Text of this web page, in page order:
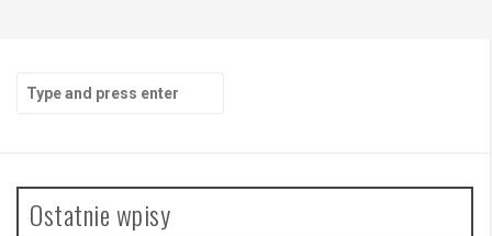
Search
for:
Ostatnie wpisy